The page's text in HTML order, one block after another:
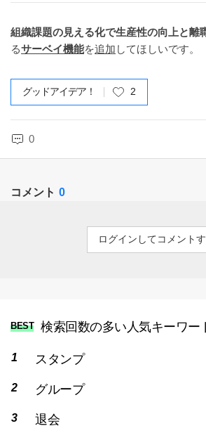
組織課題の見える化で生産性の向上と離
るサーベイ機能を追加 してほしいです。
グッドアイデア！ 2
0
コメント 0
ログインしてコメント
BEST 検索回数の多い人気キーワー
スタンプ
グループ
退会